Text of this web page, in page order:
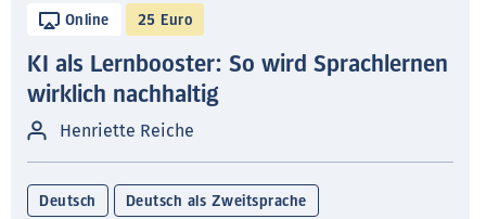
Online 25 Euro
KI als Lernbooster: So wird Sprachlernen
wirklich nachhaltig
Henriette Reiche
Deutsch Deutsch als Zweitsprache